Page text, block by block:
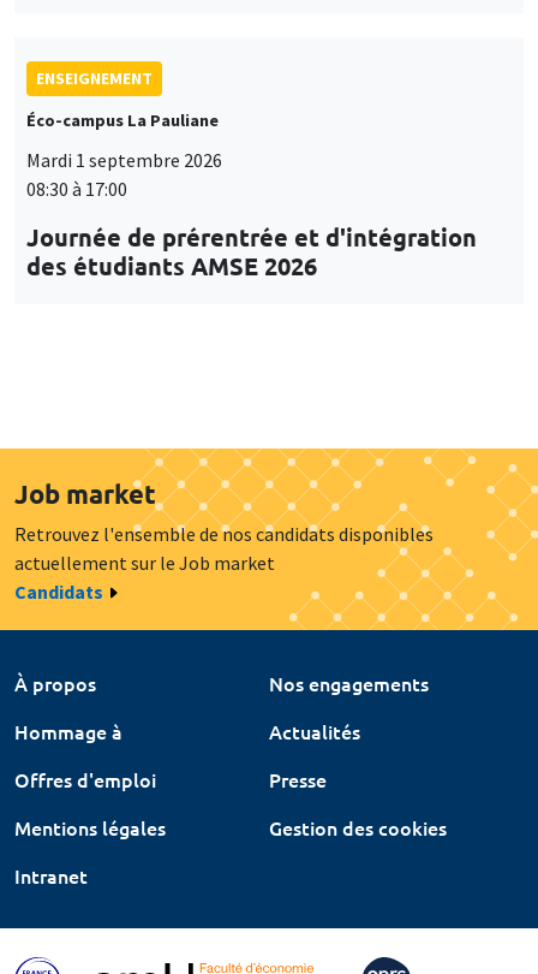
ENSEIGNEMENT
Éco-campus La Pauliane
Mardi 1 septembre 2026
08:30 à 17:00
Journée de prérentrée et d'intégration
des étudiants AMSE 2026
Job market
Retrouvez l'ensemble de nos candidats disponibles
actuellement sur le Job market
Candidats
À propos
Nos engagements
Hommage à
Actualités
Offres d'emploi
Presse
Mentions légales
Gestion des cookies
Intranet